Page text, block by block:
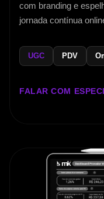
com branding e
jornada contínua
UGC PDV
FALAR COM